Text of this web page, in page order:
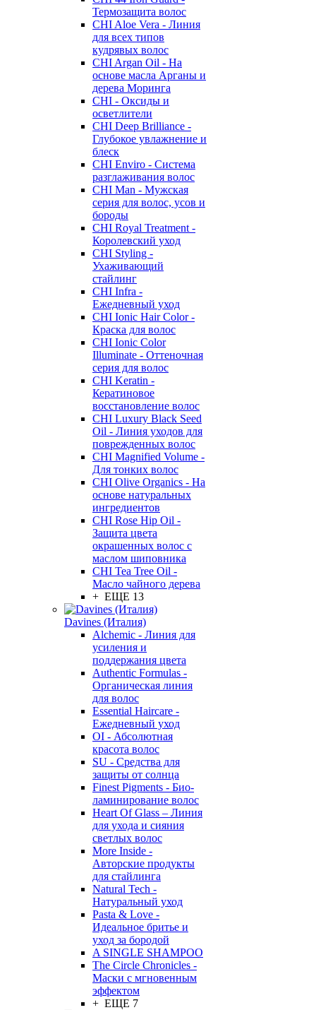
Термозащита волос
CHI Aloe Vera - Линия
для всех типов
кудрявых волос
CHI Argan Oil - На
основе масла Арганы и
дерева Моринга
CHI - Оксиды и
осветлители
CHI Deep Brilliance -
Глубокое увлажнение и
блеск
CHI Enviro - Система
разглаживания волос
CHI Man - Мужская
серия для волос, усов и
бороды
CHI Royal Treatment -
Королевский уход
CHI Styling -
Ухаживающий
стайлинг
CHI Infra -
Ежедневный уход
CHI Ionic Hair Color -
Краска для волос
CHI Ionic Color
Illuminate - Оттеночная
серия для волос
CHI Keratin -
Кератиновое
восстановление волос
CHI Luxury Black Seed
Oil - Линия уходов для
поврежденных волос
CHI Magnified Volume -
Для тонких волос
CHI Olive Organics - На
основе натуральных
ингредиентов
CHI Rose Hip Oil -
Защита цвета
окрашенных волос с
маслом шиповника
CHI Tea Tree Oil -
Масло чайного дерева
+ ЕЩЕ 13
Davines (Италия)
Alchemic - Линия для
усиления и
поддержания цвета
Authentic Formulas -
Органическая линия
для волос
Essential Haircare -
Eжедневный уход
OI - Абсолютная
красота волос
SU - Средства для
защиты от солнца
Finest Pigments - Био-
ламинирование волос
Heart Of Glass – Линия
для ухода и сияния
светлых волос
More Inside -
Авторские продукты
для стайлинга
Natural Tech -
Натуральный уход
Pasta & Love -
Идеальное бритье и
уход за бородой
A SINGLE SHAMPOO
The Circle Chronicles -
Маски с мгновенным
эффектом
+ ЕЩЕ 7